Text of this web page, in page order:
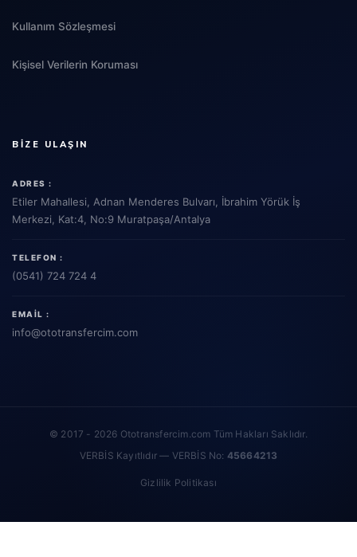
Kullanım Sözleşmesi
Kişisel Verilerin Koruması
BIZE ULAŞIN
ADRES :
Etiler Mahallesi, Adnan Menderes Bulvarı, İbrahim Yörük İş
Merkezi, Kat:4, No:9 Muratpaşa/Antalya
TELEFON :
(0541) 724 724 4
EMAIL :
info@ototransfercim.com
© 2017 - 2026 Ototransfercim.com Tüm Hakları Saklıdır.
VERBİS Kayıtlıdır — VERBİS No: 45664213
Gizlilik Politikası